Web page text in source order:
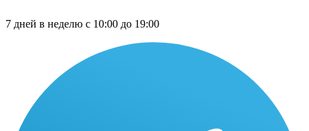
7 дней в неделю с 10:00 до 19:00